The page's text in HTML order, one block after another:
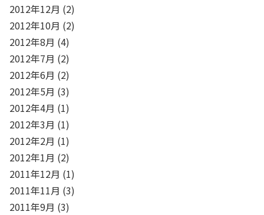
2012年12月 (2)
2012年10月 (2)
2012年8月 (4)
2012年7月 (2)
2012年6月 (2)
2012年5月 (3)
2012年4月 (1)
2012年3月 (1)
2012年2月 (1)
2012年1月 (2)
2011年12月 (1)
2011年11月 (3)
2011年9月 (3)